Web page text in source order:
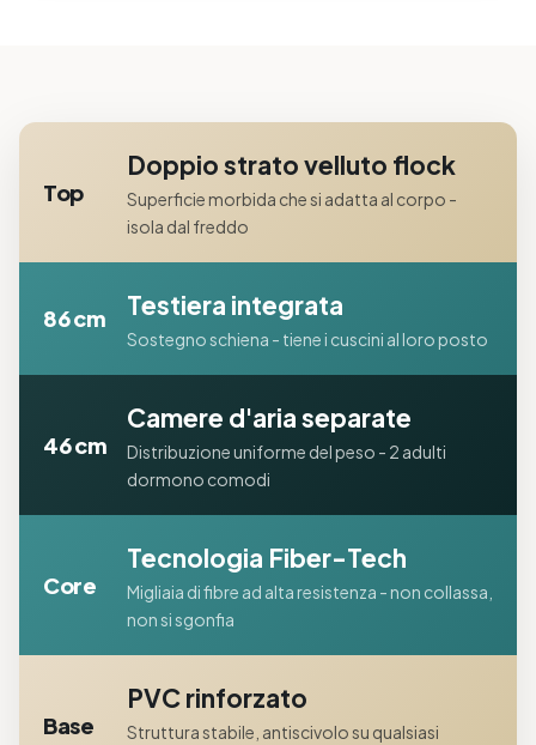
Top
Doppio strato velluto flock
Superficie morbida che si adatta al corpo -
isola dal freddo
86 cm Testiera integrata
Sostegno schiena - tiene i cuscini al loro posto
46 cm
Camere d'aria separate
Distribuzione uniforme del peso - 2 adulti
dormono comodi
Core
Tecnologia Fiber-Tech
Migliaia di fibre ad alta resistenza - non collassa,
non si sgonfia
Base
PVC rinforzato
Struttura stabile, antiscivolo su qualsiasi